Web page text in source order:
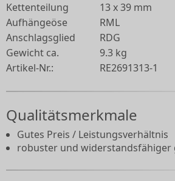
Kettenteilung
13 x 39 mm
Aufhängeöse
RML
Anschlagsglied
RDG
Gewicht ca.
9.3 kg
Artikel-Nr.:
RE2691313-1
Qualitätsmerkmale
Gutes Preis / Leistungsverhältnis
robuster und widerstandsfähiger